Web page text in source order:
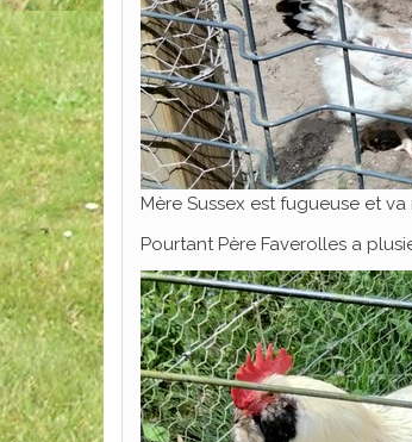
Mère Sussex est fugueuse et
Pourtant Père Faverolles a